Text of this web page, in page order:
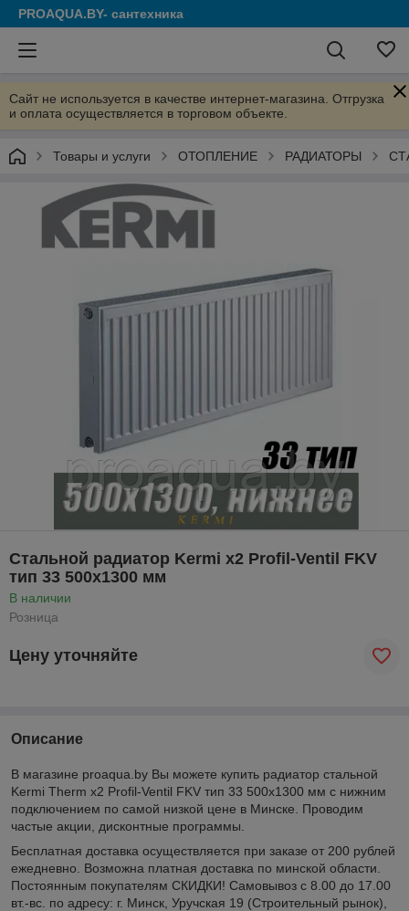
PROAQUA.BY- сантехника
Сайт не используется в качестве интернет-магазина. Отгрузка
и оплата осуществляется в торговом объекте.
Товары и услуги ОТОПЛЕНИЕ РАДИАТОРЫ
Стальной радиатор Kermi x2 Profil-Ventil FKV
тип 33 500x1300 мм
В наличии
Розница
Цену уточняйте
Описание
В магазине proaqua.by Вы можете купить радиатор стальной
Kermi Therm x2 Profil-Ventil FKV тип 33 500x1300 мм с нижним
подключением по самой низкой цене в Минске. Проводим
частые акции, дисконтные программы.
Бесплатная доставка осуществляется при заказе от 200 рублей
ежедневно. Возможна платная доставка по минской области.
Постоянным покупателям СКИДКИ! Самовывоз с 8.00 до 17.00
вт.-вс. по адресу: г. Минск, Уручская 19 (Строительный рынок),